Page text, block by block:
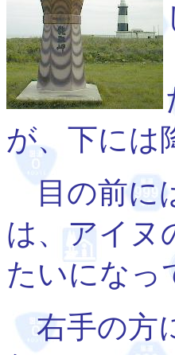
が、下には
目の前に
は、アイヌ
たいになっ
右手の方